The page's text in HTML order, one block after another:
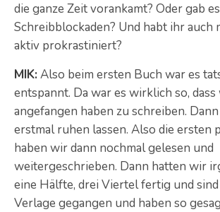
die ganze Zeit vorankamt? Oder gab es
Schreibblockaden? Und habt ihr auch
aktiv prokrastiniert?
MIK: Also beim ersten Buch war es
entspannt. Da war es wirklich so,
angefangen haben zu schreiben.
erstmal ruhen lassen. Also die ersten
haben wir dann nochmal gelesen und
weitergeschrieben. Dann hatten wir
eine Hälfte, drei Viertel fertig und sind
Verlage gegangen und haben so